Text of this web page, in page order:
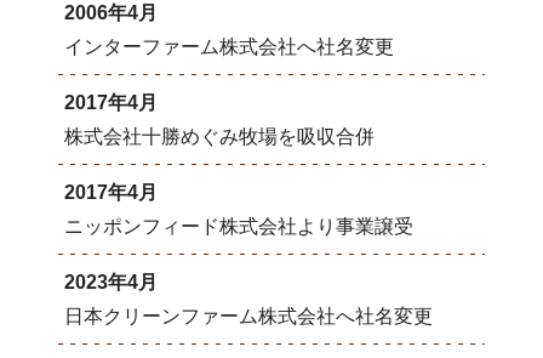
2006年4月
インターファーム株式会社へ社名変更
2017年4月
株式会社十勝めぐみ牧場を吸収合併
2017年4月
ニッポンフィード株式会社より事業譲受
2023年4月
日本クリーンファーム株式会社へ社名変更